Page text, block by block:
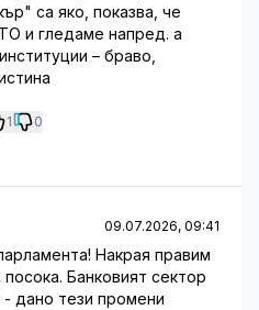
са яко, показва, че
и гледаме напред. а
– браво,
1 0
09.07.2026, 09:41
Накрая правим
Банковият сектор
дано тези промени